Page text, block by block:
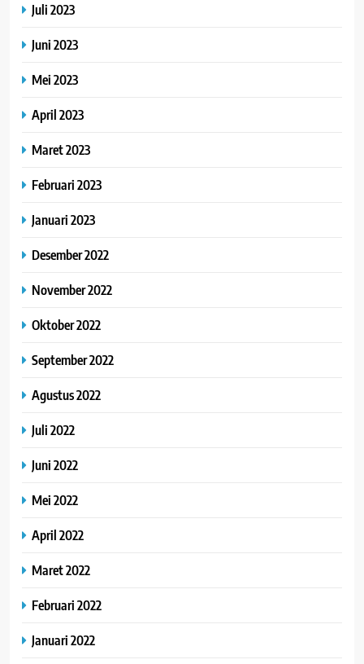
Juli 2023
Juni 2023
Mei 2023
April 2023
Maret 2023
Februari 2023
Januari 2023
Desember 2022
November 2022
Oktober 2022
September 2022
Agustus 2022
Juli 2022
Juni 2022
Mei 2022
April 2022
Maret 2022
Februari 2022
Januari 2022